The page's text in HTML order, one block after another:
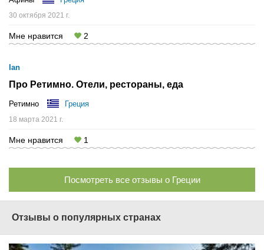
30 октября 2021 г.
Мне нравится 2
Ian
Про Ретимно. Отели, рестораны, еда
Ретимно Греция
18 марта 2021 г.
Мне нравится 1
Посмотреть все отзывы о Греции
Отзывы о популярных странах